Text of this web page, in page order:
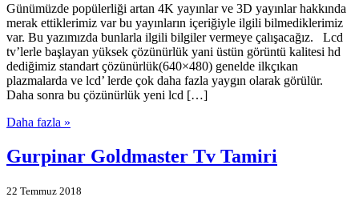
Günümüzde popülerliği artan 4K yayınlar ve 3D yayınlar hakkında
merak ettiklerimiz var bu yayınların içeriğiyle ilgili bilmediklerimiz
var. Bu yazımızda bunlarla ilgili bilgiler vermeye çalışacağız. Lcd
tv’lerle başlayan yüksek çözünürlük yani üstün görüntü kalitesi hd
dediğimiz standart çözünürlük(640×480) genelde ilkçıkan
plazmalarda ve lcd’ lerde çok daha fazla yaygın olarak görülür.
Daha sonra bu çözünürlük yeni lcd […]
Daha fazla »
Gurpinar Goldmaster Tv Tamiri
22 Temmuz 2018